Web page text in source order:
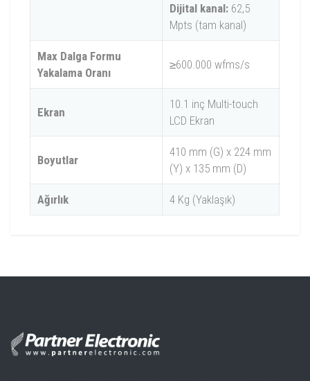
Dijital kanal: 62,5
Mpts (tam kanal)
Max Dalga Formu
Yakalama Oranı
≥600.000 wfms/s
Ekran
10.1 inç Multi-touch
LCD Ekran
Boyutlar
410 mm (G) x 224 mm
(Y) x 135 mm (D)
Ağırlık 4 Kg (Yaklaşık)
Örnekleme
10GSa/s